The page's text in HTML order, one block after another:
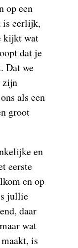
op een
is eerlijk,
kijkt wat
dat je
Dat we
als een
groot
en
eerste
en op
jullie
daar
wat
is